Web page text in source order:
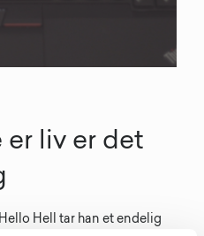
er liv er det
Hell tar han et endelig